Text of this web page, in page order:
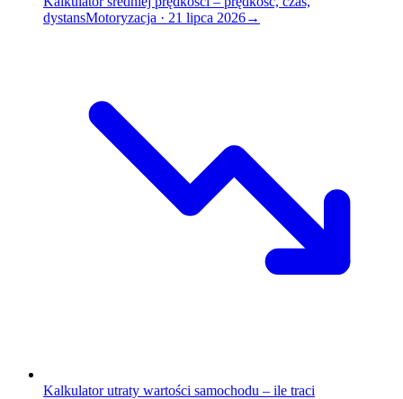
dystansMotoryzacja · 21 lipca 2026→
Kalkulator utraty wartości samochodu – ile traci